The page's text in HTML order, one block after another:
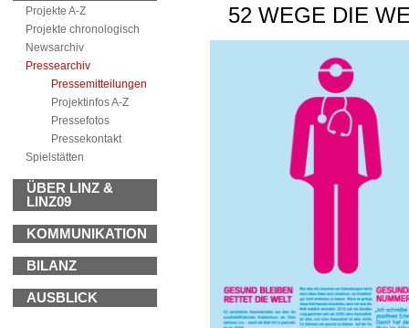
Projekte A-Z
Projekte chronologisch
Newsarchiv
Pressearchiv
Pressemitteilungen
Projektinfos A-Z
Pressefotos
Pressekontakt
Spielstätten
ÜBER LINZ &
LINZ09
KOMMUNIKATION
BILANZ
AUSBLICK
52 WEGE DIE